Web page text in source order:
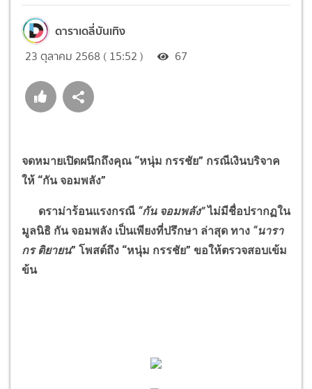
ดาราเดลี่บันเทิง
23 ตุลาคม 2568 ( 15:52 ) 67
จดหมายเปิดผนึกถึงคุณ “หนุ่ม กรรชัย” กรณีเงินบริจาค
ให้ “กัน จอมพลัง”
ดราม่าร้อนแรงกรณี “กัน จอมพลัง” ไม่มีชื่อปรากฏใน
มูลนิธิ กัน จอมพลัง เป็นเพียงที่ปรึกษา ล่าสุด ทาง “นารา
กร ติยายน” โพสต์ถึง “หนุ่ม กรรชัย” ขอให้ตรวจสอบเข้ม
ข้น